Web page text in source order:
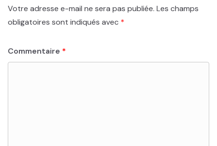
Votre adresse e-mail ne sera pas publiée. Les champs
obligatoires sont indiqués avec *
Commentaire *